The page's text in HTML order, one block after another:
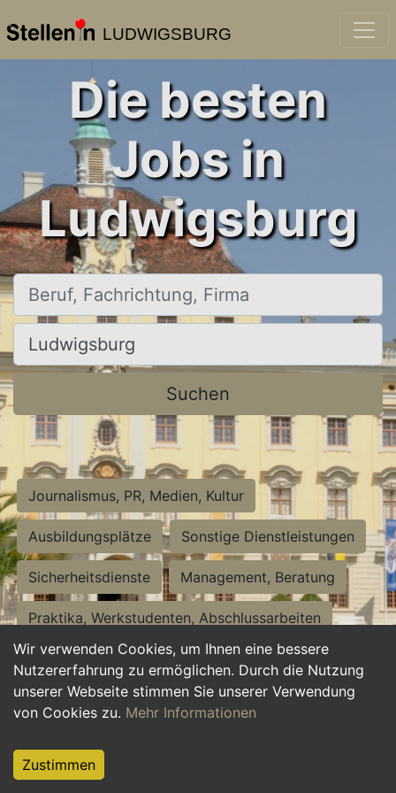
LUDWIGSBURG
Wir verwenden Cookies, um Ihnen eine bessere
Nutzererfahrung zu ermöglichen. Durch die Nutzung
unserer Webseite stimmen Sie unserer Verwendung
von Cookies zu. Mehr Informationen
Zustimmen
Die besten
Jobs in
Ludwigsburg
Beruf, Fachrichtung, Firma
Ort, Stadt
Suchen
Journalismus, PR, Medien, Kultur
Ausbildungsplätze Sonstige Dienstleistungen
Sicherheitsdienste Management, Beratung
Praktika, Werkstudenten, Abschlussarbeiten
Personalwesen Assistenz, Sekretariat
Hilfskräfte, Aushilfs- und Nebenjobs
Weiterbildung, Studium, duale Ausbildung